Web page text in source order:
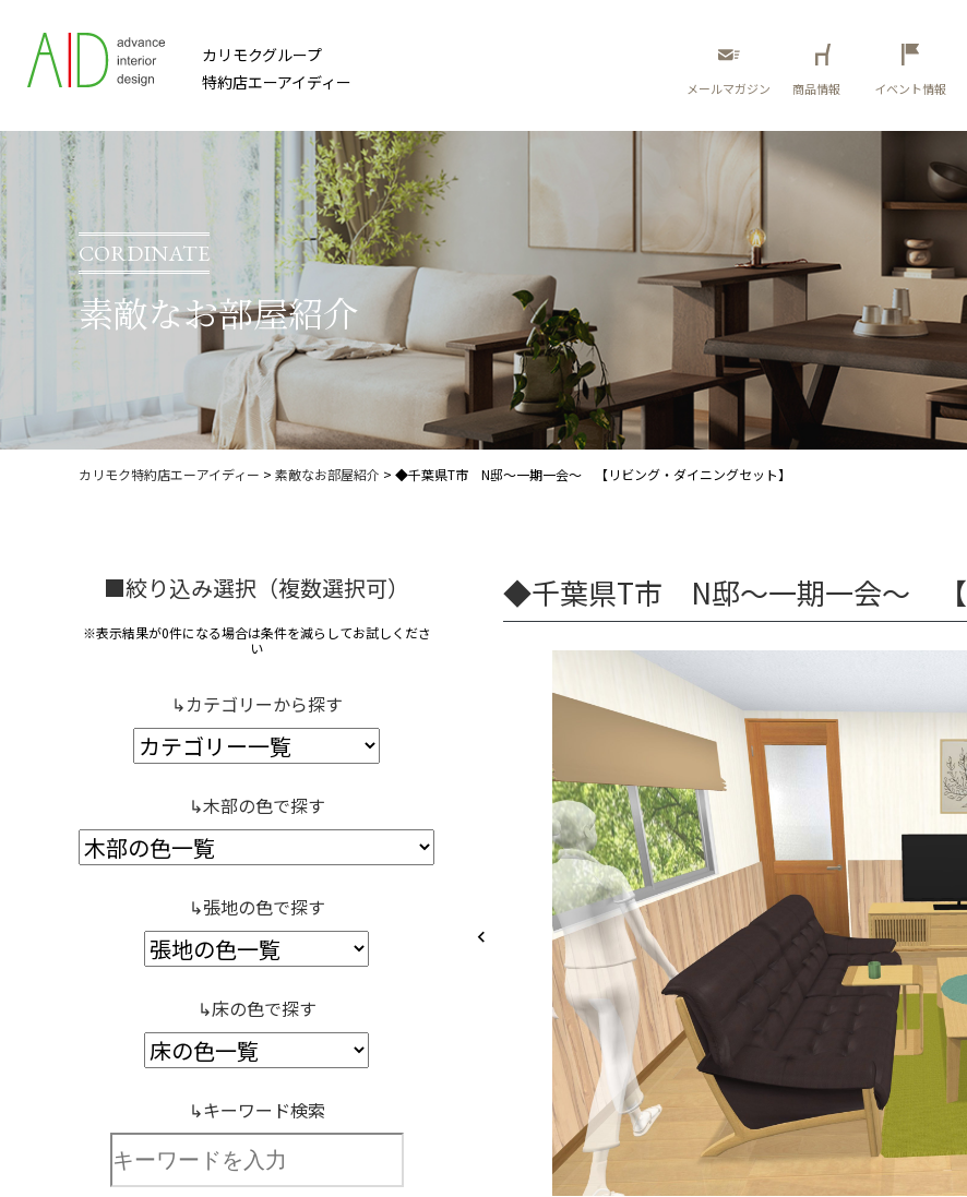
カリモクグループ
特約店エーアイディー
メールマガジン 商品情報 イベント情報
CORDINATE
素敵なお部屋紹介
カリモク特約店エーアイディー > 素敵なお部屋紹介 > ◆千葉県T市 N邸～一期一会～ 【リビング・ダイニングセット】
◆千葉県T市 N邸～一期一会～ 【
■絞り込み選択（複数選択可）
※表示結果が0件になる場合は条件を減らしてお試しくださ
い
↳カテゴリーから探す
↳木部の色で探す
↳張地の色で探す
↳床の色で探す
↳キーワード検索